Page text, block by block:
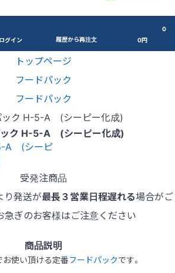
ログイン 履歴から再注文
0
0円
トップページ
フードパック
フードパック
ック H-5-A (シーピー化成)
ック H-5-A (シーピー化成)
受発注商品
り発送が最長３営業日程遅れる場合がご
急ぎのお客様はご注意ください
商品説明
お使い頂ける定番フードパックです。